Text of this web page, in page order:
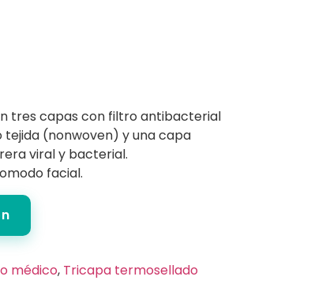
tres capas con filtro antibacterial
tejida (nonwoven) y una capa
viral y bacterial.
facial.
médico, Tricapa termosellado